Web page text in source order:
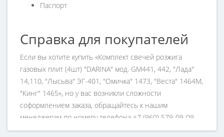
Паспорт
Справка для покупателей
Если вы хотите купить «Комплект свечей розжига
газовых плит (4шт) "DARINA" мод. GM441, 442, "Лада"
14,110, "Лысьва" ЭГ-401, "Омичка" 1473, "Веста" 1464М,
"Кинг" 1465», но у вас возникли сложности
соформлением заказа, обращайтесь к нашим
менеджерам по номеру телефона +7 (960) 579-09-09.